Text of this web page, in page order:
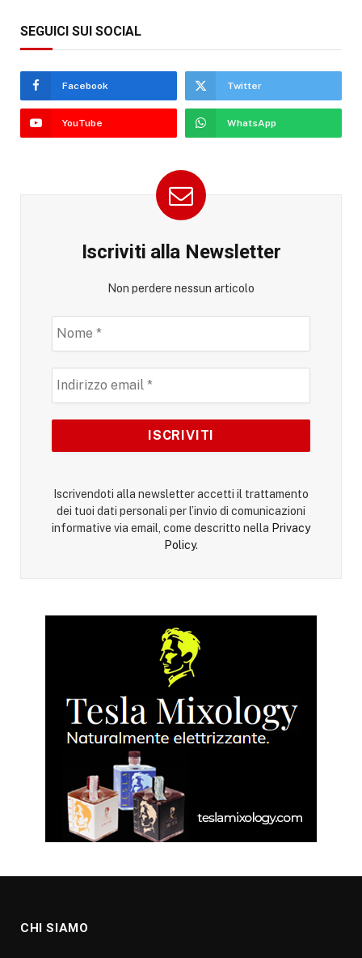
SEGUICI SUI SOCIAL
Facebook Twitter
YouTube WhatsApp
Iscriviti alla Newsletter
Non perdere nessun articolo
Iscrivendoti alla newsletter accetti il trattamento
dei tuoi dati personali per l’invio di comunicazioni
informative via email, come descritto nella Privacy
Policy.
CHI SIAMO